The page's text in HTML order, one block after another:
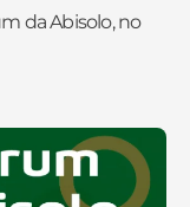
da Abisolo, no